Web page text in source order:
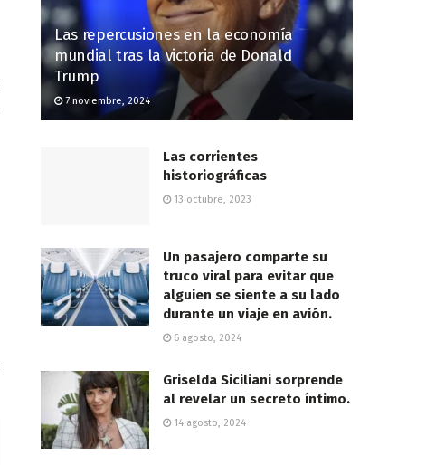
Las repercusiones en la economía
mundial tras la victoria de Donald
Trump
7 noviembre, 2024
Las corrientes
historiográficas
13 octubre, 2023
Un pasajero comparte su
truco viral para evitar que
alguien se siente a su lado
durante un viaje en avión.
6 agosto, 2024
Griselda Siciliani sorprende
al revelar un secreto íntimo.
14 agosto, 2024